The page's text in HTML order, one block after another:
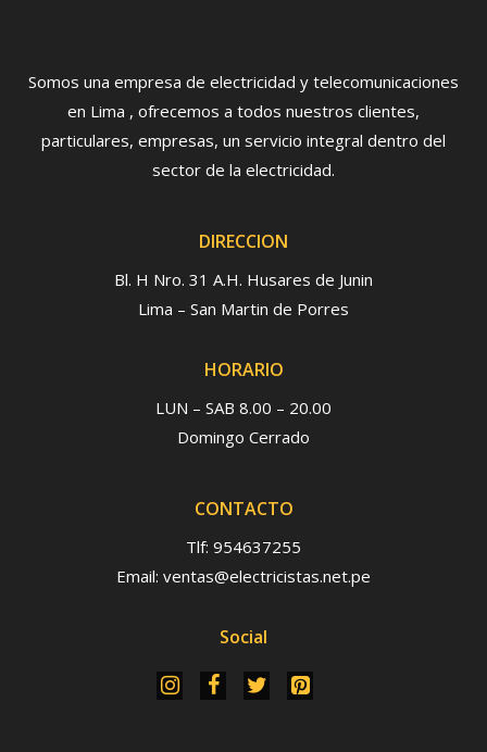
Somos una empresa de electricidad y telecomunicaciones
en Lima , ofrecemos a todos nuestros clientes,
particulares, empresas, un servicio integral dentro del
sector de la electricidad.
DIRECCION
Bl. H Nro. 31 A.H. Husares de Junin
Lima – San Martin de Porres
HORARIO
LUN – SAB 8.00 – 20.00
Domingo Cerrado
CONTACTO
Tlf: 954637255
Email: ventas@electricistas.net.pe
Social